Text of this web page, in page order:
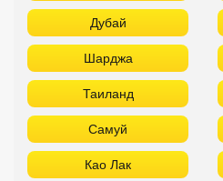
Дубай
Шарджа
Таиланд
Самуй
Као Лак